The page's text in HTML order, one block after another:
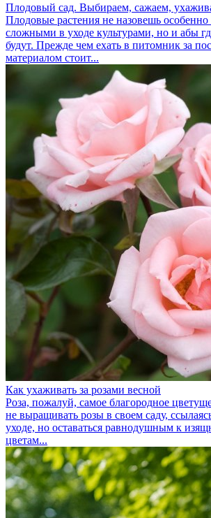
Плодовый сад. Выбираем, сажаем,
Плодовые растения не назовешь
сложными в уходе культурами, но и абы
будут. Прежде чем ехать в питомник за
материалом стоит...
Как ухаживать за розами весной
Роза, пожалуй, самое благородное
не выращивать розы в своем саду,
уходе, но оставаться равнодушным к
цветам...